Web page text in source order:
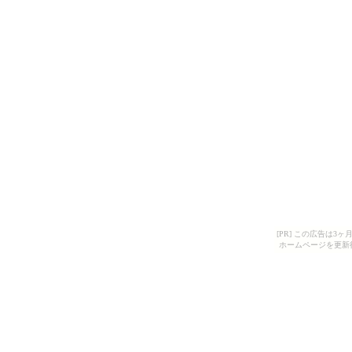
[PR] この広告は3ヶ
ホームページを更